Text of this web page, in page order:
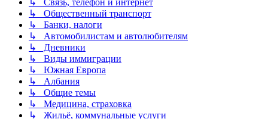
↳ Общественный транспорт
↳ Банки, налоги
↳ Автомобилистам и автолюбителям
↳ Дневники
↳ Виды иммиграции
↳ Южная Европа
↳ Албания
↳ Общие темы
↳ Медицина, страховка
↳ Жильё, коммунальные услуги